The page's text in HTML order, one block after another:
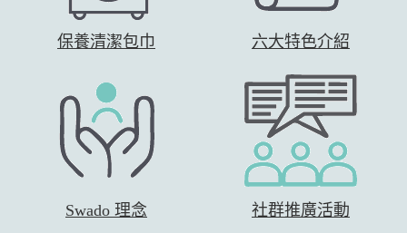
保養清潔包巾 六大特色介紹
Swado 理念 社群推廣活動